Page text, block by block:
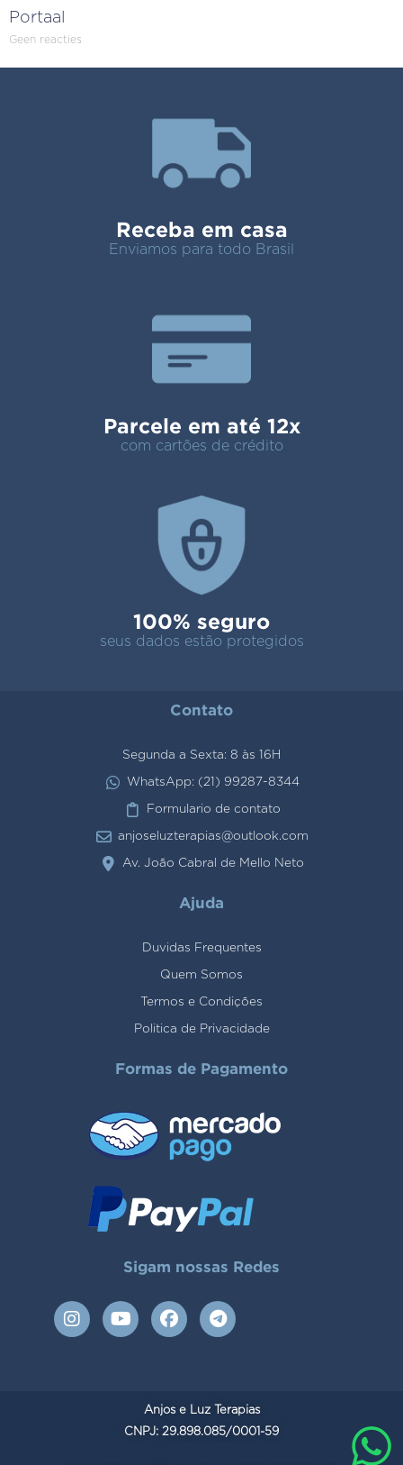
Portaal
Geen reacties
Receba em casa
Enviamos para todo Brasil
Parcele em até 12x
com cartões de crédito
100% seguro
seus dados estão protegidos
Contato
Segunda a Sexta: 8 às 16H
WhatsApp: (21) 99287-8344
Formulario de contato
anjoseluzterapias@outlook.com
Av. João Cabral de Mello Neto
Ajuda
Duvidas Frequentes
Quem Somos
Termos e Condições
Politica de Privacidade
Formas de Pagamento
Sigam nossas Redes
I
n
Y
o
F
a
o
k
T
e
r
a
m
Anjos e Luz Terapias
CNPJ: 29.898.085/0001-59